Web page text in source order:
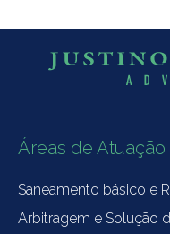
Áreas de Atuação
Saneamento básico e
Arbitragem e Solução